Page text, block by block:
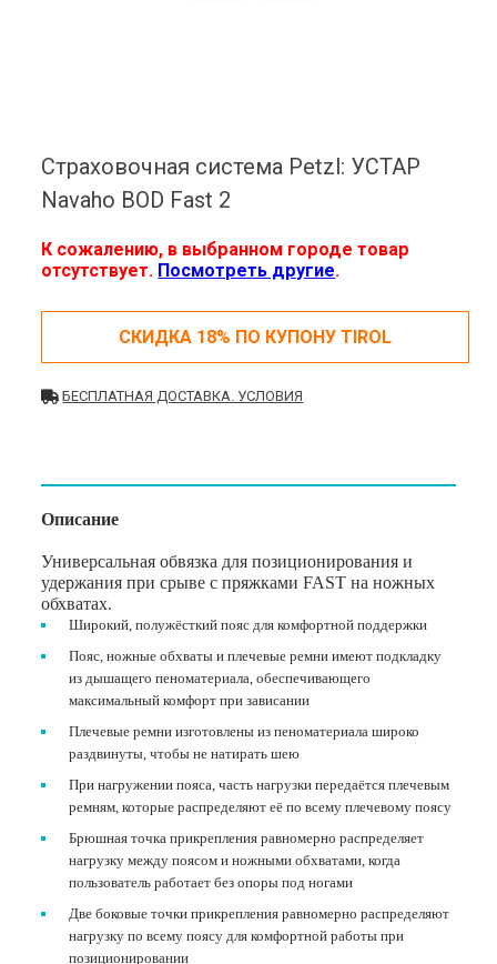
Страховочная система Petzl: УСТАР
Navaho BOD Fast 2
К сожалению, в выбранном городе товар
отсутствует. Посмотреть другие.
СКИДКА 18% ПО КУПОНУ TIROL
БЕСПЛАТНАЯ ДОСТАВКА. УСЛОВИЯ
Описание
Универсальная обвязка для позиционирования и
удержания при срыве с пряжками FAST на ножных
обхватах.
Широкий, полужёсткий пояс для комфортной поддержки
Пояс, ножные обхваты и плечевые ремни имеют подкладку
из дышащего пеноматериала, обеспечивающего
максимальный комфорт при зависании
Плечевые ремни изготовлены из пеноматериала широко
раздвинуты, чтобы не натирать шею
При нагружении пояса, часть нагрузки передаётся плечевым
ремням, которые распределяют её по всему плечевому поясу
Брюшная точка прикрепления равномерно распределяет
нагрузку между поясом и ножными обхватами, когда
пользователь работает без опоры под ногами
Две боковые точки прикрепления равномерно распределяют
нагрузку по всему поясу для комфортной работы при
позиционировании